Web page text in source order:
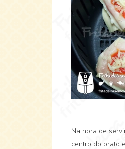
Na hora de
centro do prato